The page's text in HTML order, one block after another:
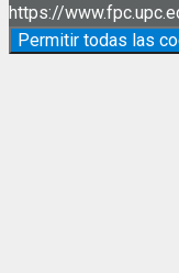
https://
Permitir todas las